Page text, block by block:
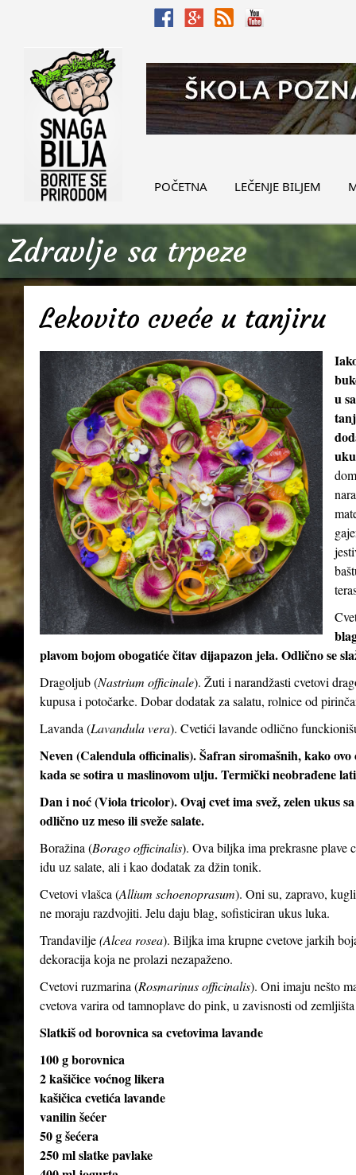
POČETNA LEČENJE BILJEM
Zdravlje sa trpeze
Lekovito cveće u tanjiru
u
plavom bojom obogatiće čitav dijapazon jela. Odlično se
Dragoljub (Nastrium officinale). Žuti i narandžasti cvetovi
kupusa i potočarke. Dobar dodatak za salatu, rolnice od
Lavanda (Lavandula vera). Cvetići lavande odlično
Neven (Calendula officinalis). Šafran siromašnih, kako
kada se sotira u maslinovom ulju. Termički neobrađene
Dan i noć (Viola tricolor). Ovaj cvet ima svež, zelen ukus
odlično uz meso ili sveže salate.
Boražina (Borago officinalis). Ova biljka ima prekrasne plave
idu uz salate, ali i kao dodatak za džin tonik.
Cvetovi vlašca (Allium schoenoprasum). Oni su, zapravo,
ne moraju razdvojiti. Jelu daju blag, sofisticiran ukus luka.
Trandavilje(Alcea rosea). Biljka ima krupne cvetove jarkih
dekoracija koja ne prolazi nezapaženo.
Cvetovi ruzmarina (Rosmarinus officinalis). Oni imaju nešto
cvetova varira od tamnoplave do pink, u zavisnosti od
Slatkiš od borovnica sa cvetovima lavande
100 g borovnica
2 kašičice voćnog likera
kašičica cvetića lavande
vanilin šećer
50 g šećera
250 ml slatke pavlake